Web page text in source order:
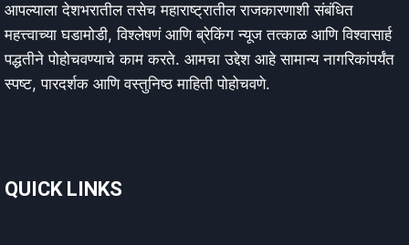
आपल्याला देशभरातील तसेच महाराष्ट्रातील राजकारणाशी संबंधित
महत्त्वाच्या घडामोडी, विश्लेषणं आणि ब्रेकिंग न्यूज तत्काळ आणि विश्वासार्ह
पद्धतीने पोहोचवण्याचे काम करते. आमचा उद्देश आहे सामान्य नागरिकांपर्यंत
स्पष्ट, पारदर्शक आणि वस्तुनिष्ठ माहिती पोहोचवणे.
QUICK LINKS